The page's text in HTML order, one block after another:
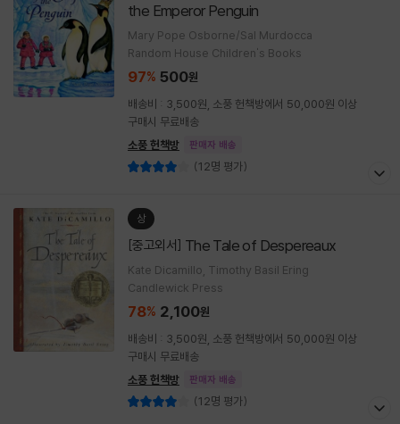
the Emperor Penguin
Mary Pope Osborne/Sal Murdocca
Random House Children's Books
97% 500원
배송비 : 3,500원, 소풍 헌책방에서 50,000원 이상
구매시 무료배송
소풍 헌책방
판매자 배송
(12명 평가)
상
[중고외서] The Tale of Despereaux
Kate Dicamillo, Timothy Basil Ering
Candlewick Press
78% 2,100원
배송비 : 3,500원, 소풍 헌책방에서 50,000원 이상
구매시 무료배송
소풍 헌책방
판매자 배송
(12명 평가)